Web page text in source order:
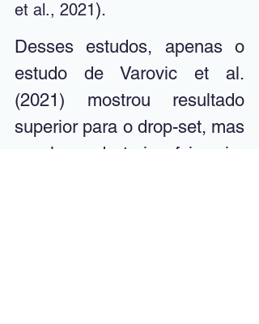
et al., 2021).
Desses estudos, apenas o
estudo de Varovic et al.
(2021) mostrou resultado
superior para o drop-set, mas
o volume de treino foi maior